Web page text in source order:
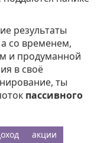
результаты
со временем,
и продуманной
в своё
ты
пассивного
акции